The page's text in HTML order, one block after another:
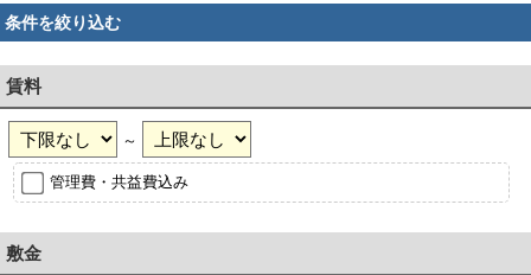
条件を絞り込む
賃料
～
管理費・共益費込み
敷金